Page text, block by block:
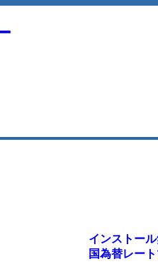
インストー
国為替レー